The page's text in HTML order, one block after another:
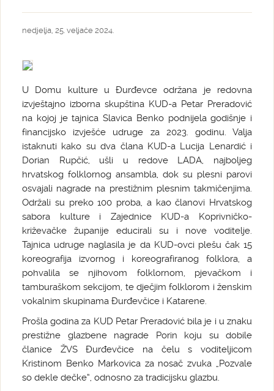
nedjelja, 25. veljače 2024.
U Domu kulture u Đurđevce održana je redovna
izvještajno izborna skupština KUD-a Petar Preradović
na kojoj je tajnica Slavica Benko podnijela godišnje i
financijsko izvješće udruge za 2023. godinu. Valja
istaknuti kako su dva člana KUD-a Lucija Lenardić i
Dorian Rupčić, ušli u redove LADA, najboljeg
hrvatskog folklornog ansambla, dok su plesni parovi
osvajali nagrade na prestižnim plesnim takmičenjima.
Održali su preko 100 proba, a kao članovi Hrvatskog
sabora kulture i Zajednice KUD-a Koprivničko-
križevačke županije educirali su i nove voditelje.
Tajnica udruge naglasila je da KUD-ovci plešu čak 15
koreografija izvornog i koreografiranog folklora, a
pohvalila se njihovom folklornom, pjevačkom i
tamburaškom sekcijom, te dječjim folklorom i ženskim
vokalnim skupinama Đurđevčice i Katarene.
Prošla godina za KUD Petar Preradović bila je i u znaku
prestižne glazbene nagrade Porin koju su dobile
članice ŽVS Đurđevčice na čelu s voditeljicom
Kristinom Benko Markovica za nosač zvuka „Pozvale
so dekle dečke“, odnosno za tradicijsku glazbu.